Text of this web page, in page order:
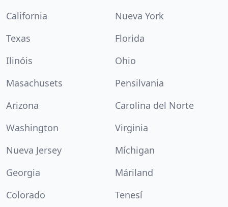
California
Nueva York
Texas
Florida
Ilinóis
Ohio
Masachusets
Pensilvania
Arizona
Carolina del Norte
Washington
Virginia
Nueva Jersey
Míchigan
Georgia
Máriland
Colorado
Tenesí